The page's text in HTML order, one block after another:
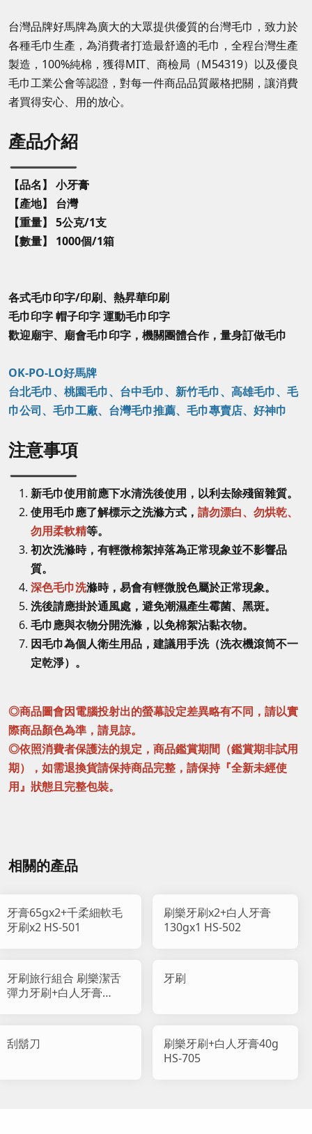
台灣品牌好馬牌為廣大的大眾提供優質的台灣毛巾，致力於
各種毛巾生產，為消費者打造最舒適的毛巾，全程台灣生產
製造，100%純棉，獲得MIT、商檢局（M54319）以及優良
毛巾工業公會等認證，對每一件商品品質嚴格把關，讓消費
者買得安心、用的放心。
產品介紹
【品名】 小牙膏
【產地】 台灣
【重量】 5公克/1支
【數量】 1000個/1箱
各式毛巾印字/印刷、熱昇華印刷
毛巾印字 帽子印字 運動毛巾印字
歡迎廟宇、廟會毛巾印字，機關團體合作，量身訂做毛巾
OK-PO-LO好馬牌
台北毛巾、桃園毛巾、台中毛巾、新竹毛巾、高雄毛巾、毛
巾公司、毛巾工廠、台灣毛巾推薦、毛巾專賣店、好神巾
注意事項
新毛巾使用前應下水清洗後使用，以利去除殘留雜質。
使用毛巾應了解標示之洗滌方式， 請勿漂白、勿烘乾、
勿用柔軟精等。
初次洗滌時，有輕微棉絮掉落為正常現象並不影響品
質。
深色毛巾洗滌時，易會有輕微脫色屬於正常現象。
洗後請應掛於通風處，避免潮濕產生霉菌、黑斑。
毛巾應與衣物分開洗滌，以免棉絮沾黏衣物。
因毛巾為個人衛生用品，建議用手洗（洗衣機滾筒不一
定乾淨）。
◎商品圖會因電腦投射出的螢幕設定差異略有不同，請以實
際商品顏色為準，請見諒。
◎依照消費者保護法的規定，商品鑑賞期間（鑑賞期非試用
期），如需退換貨請保持商品完整，請保持『全新未經使
用』狀態且完整包裝。
相關的產品
牙膏65gx2+千柔細軟毛
牙刷x2 HS-501
刷樂牙刷x2+白人牙膏
130gx1 HS-502
牙刷旅行組合 刷樂潔舌
彈力牙刷+白人牙膏
牙刷
刮鬍刀
刷樂牙刷+白人牙膏40g
HS-705